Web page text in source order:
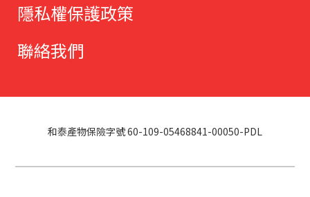
隱私權保護政策
聯絡我們
和泰產物保險字號 60-109-05468841-00050-PDL